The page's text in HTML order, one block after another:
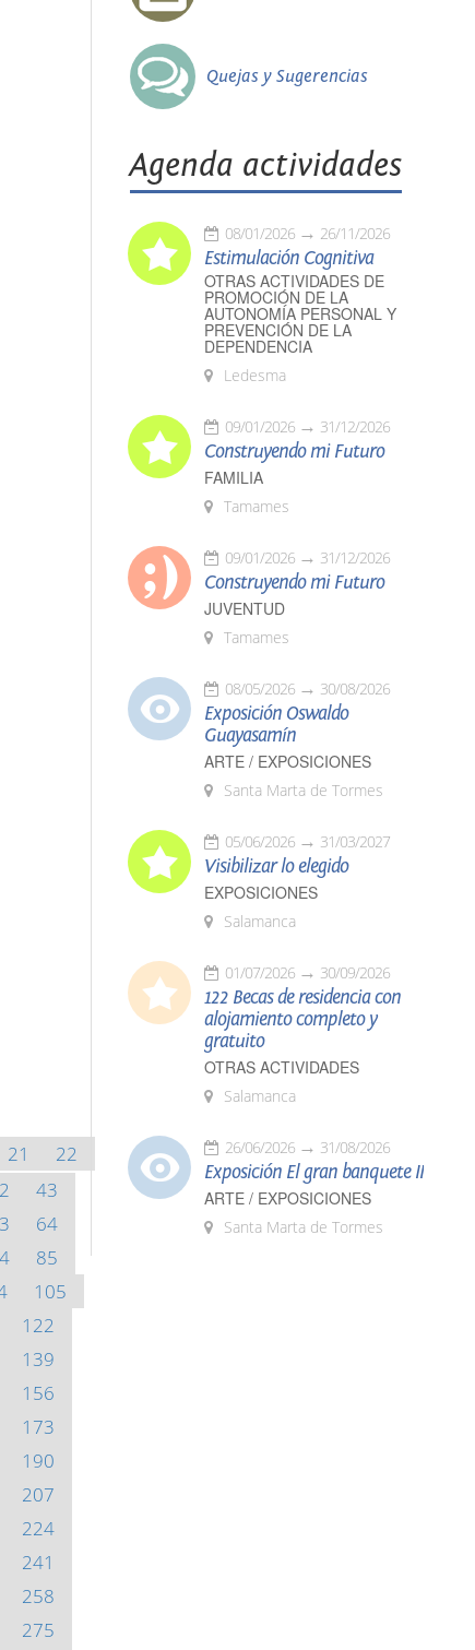
21
22
43
64
85
105
122
139
156
173
190
207
224
241
258
275
Quejas y Sugerencias
Agenda actividades
08/01/2026 26/11/2026
Estimulación Cognitiva
OTRAS ACTIVIDADES DE
PROMOCIÓN DE LA
AUTONOMÍA PERSONAL Y
PREVENCIÓN DE LA
DEPENDENCIA
Ledesma
09/01/2026 31/12/2026
Construyendo mi Futuro
FAMILIA
Tamames
09/01/2026 31/12/2026
Construyendo mi Futuro
JUVENTUD
Tamames
08/05/2026 30/08/2026
Exposición Oswaldo
Guayasamín
ARTE / EXPOSICIONES
Santa Marta de Tormes
05/06/2026 31/03/2027
Visibilizar lo elegido
EXPOSICIONES
Salamanca
01/07/2026 30/09/2026
122 Becas de residencia con
alojamiento completo y
gratuito
OTRAS ACTIVIDADES
Salamanca
26/06/2026 31/08/2026
Exposición El gran banquete II
ARTE / EXPOSICIONES
Santa Marta de Tormes